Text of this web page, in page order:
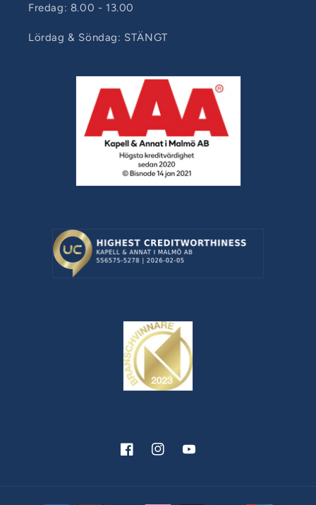
Fredag: 8.00 - 13.00
Lördag & Söndag: STÄNGT
FacebookInstagramYouTube